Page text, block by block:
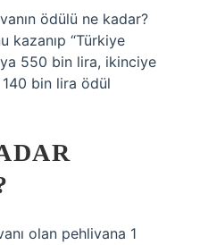
ödülü ne kadar?
kazanıp “Türkiye
550 bin lira, ikinciye
bin lira ödül
olan pehlivana 1